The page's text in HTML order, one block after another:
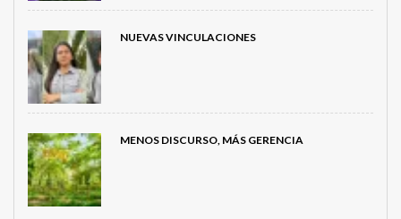
NUEVAS VINCULACIONES
MENOS DISCURSO, MÁS GERENCIA